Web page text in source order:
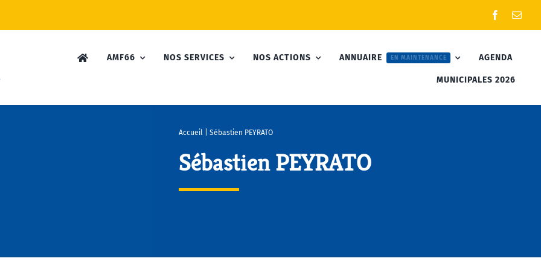
AMF66 NOS SERVICES NOS ACTIONS ANNUAIRE EN MAINTENANCE AGENDA
MUNICIPALES 2026
Accueil| Sébastien PEYRATO
Sébastien PEYRATO